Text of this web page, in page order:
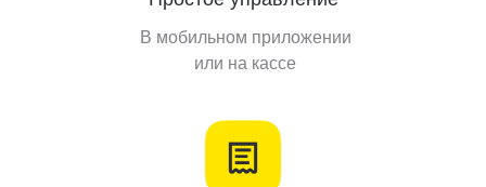
В мобильном приложении
или на кассе